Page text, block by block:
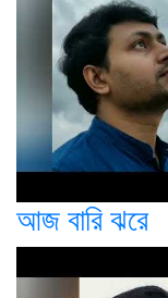
আজ বারি ঝরে